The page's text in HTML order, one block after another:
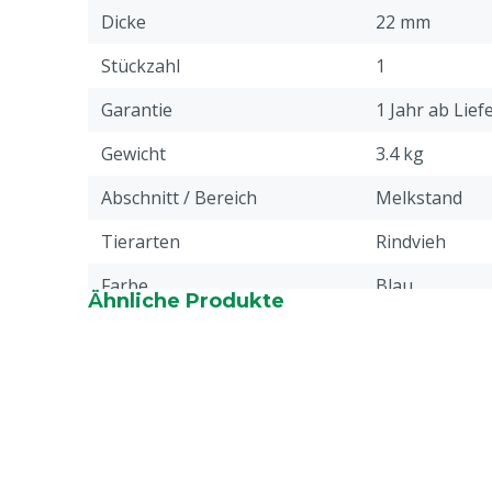
Dicke
22 mm
Stückzahl
1
Garantie
1 Jahr ab
Gewicht
3.4 kg
Abschnitt / Bereich
Melkstand
Tierarten
Rindvieh
Farbe
Blau
Ähnliche Produkte